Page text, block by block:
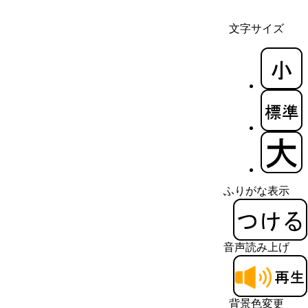
文字サイズ
ふりがな表示
音声読み上げ
背景色変更